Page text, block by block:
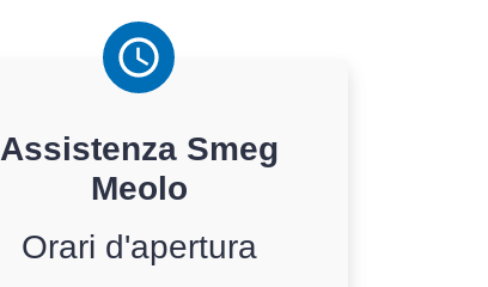
Assistenza Smeg
Meolo
Orari d'apertura